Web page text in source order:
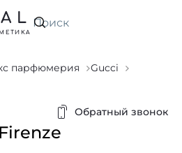
Искать
парфюмерия
Gucci
Обратный звонок